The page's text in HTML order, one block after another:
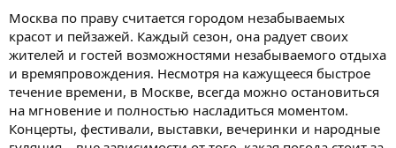
Москва по праву считается городом незабываемых
красот и пейзажей. Каждый сезон, она радует своих
жителей и гостей возможностями незабываемого отдыха
и времяпровождения. Несмотря на кажущееся быстрое
течение времени, в Москве, всегда можно остановиться
на мгновение и полностью насладиться моментом.
Концерты, фестивали, выставки, вечеринки и народные